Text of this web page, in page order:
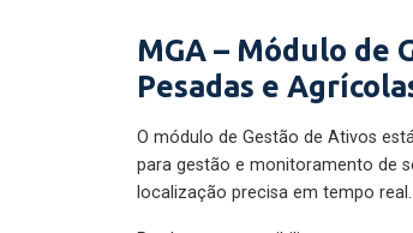
MGA – Módulo de
Pesadas e
O módulo de Gestão de Ativos
para gestão e monitoramento de
localização precisa em tempo real.
Produto que possibilita o